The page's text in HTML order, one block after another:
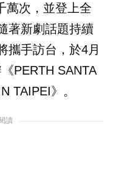
萬次，並登上全
著新劇話題持續
攜手訪台，於4月
PERTH SANTA
TAIPEI》。
讀